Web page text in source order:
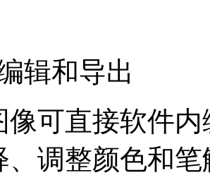
辑和导出
像可直接软件
、调整颜色和